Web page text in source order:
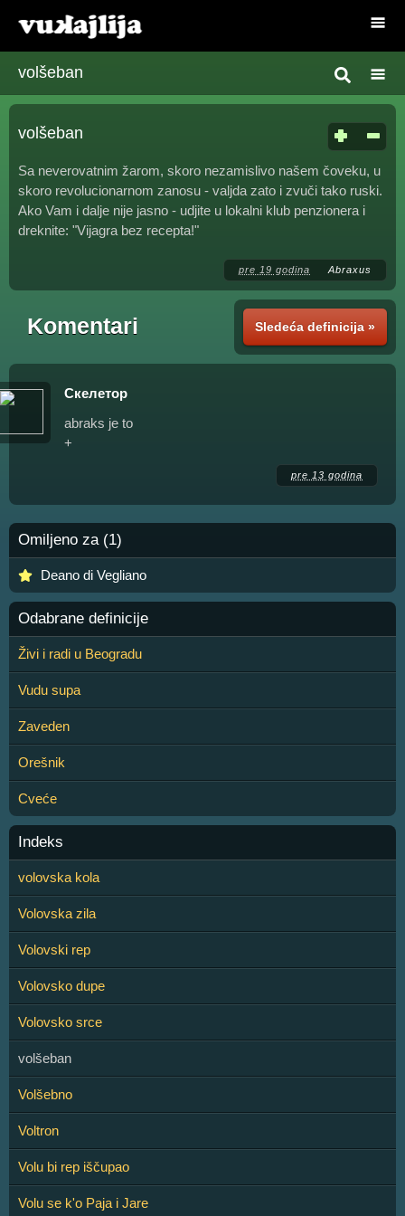
volšeban
volšeban
Sa neverovatnim žarom, skoro nezamislivo našem čoveku, u
skoro revolucionarnom zanosu - valjda zato i zvuči tako ruski.
Ako Vam i dalje nije jasno - udjite u lokalni klub penzionera i
dreknite: "Vijagra bez recepta!"
pre 19 godina Abraxus
Sledeća definicija »
Komentari
Скелетор
abraks je to
+
pre 13 godina
Omiljeno za (1)
Deano di Vegliano
Odabrane definicije
Živi i radi u Beogradu
Vudu supa
Zaveden
Orešnik
Cveće
Indeks
volovska kola
Volovska zila
Volovski rep
Volovsko dupe
Volovsko srce
volšeban
Volšebno
Voltron
Volu bi rep iščupao
Volu se k'o Paja i Jare